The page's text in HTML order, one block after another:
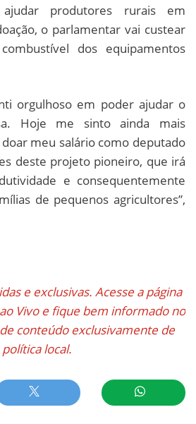
produtores rurais em
o parlamentar vai custear
dos equipamentos
orgulhoso em poder ajudar o
Hoje me sinto ainda mais
meu salário como deputado
deste projeto pioneiro, que irá
e consequentemente
de pequenos agricultores”,
e exclusivas. Acesse a página
Vivo e fique bem informado no
conteúdo exclusivamente de
política local.